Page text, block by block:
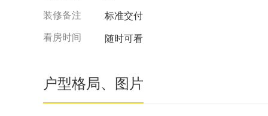
装修备注 标准交付
看房时间 随时可看
户型格局、图片